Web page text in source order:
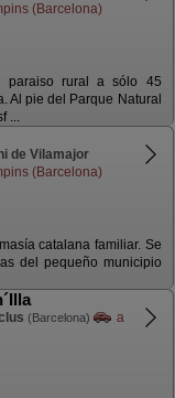
(Barcelona)
paraiso rural a sólo 45
Al pie del Parque Natural
...
de Vilamajor
(Barcelona)
catalana familiar. Se
del pequeño municipio
(Barcelona)
a